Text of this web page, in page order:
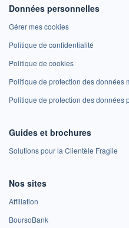
Données personnelles
Gérer mes cookies
Politique de confidentialité
Politique de cookies
Politique de protection des données
Politique de protection des données
Guides et brochures
Solutions pour la Clientèle Fragile
Nos sites
Affiliation
BoursoBank